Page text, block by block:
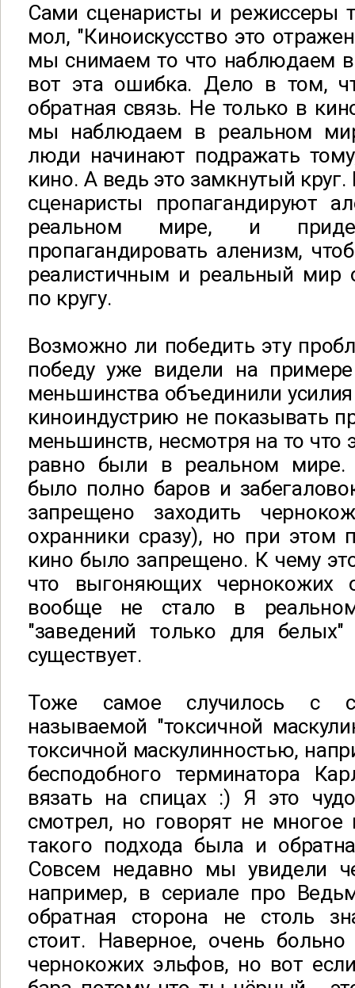
Сами сценаристы и режиссеры
мол, "Киноискусство это
мы снимаем то что наблюдаем
вот эта ошибка. Дело в том,
обратная связь. Не только в
мы наблюдаем в реальном
люди начинают подражать
кино. А ведь это замкнутый
сценаристы пропагандируют
реальном мире, и
пропагандировать аленизм,
реалистичным и реальный мир
по кругу.
Возможно ли победить эту
победу уже видели на
меньшинства объединили
киноиндустрию не показывать
меньшинств, несмотря на то что
равно были в реальном
было полно баров и
запрещено заходить
охранники сразу), но при этом
кино было запрещено. К чему
что выгоняющих чернокожих
вообще не стало в
"заведений только для
существует.
Тоже самое случилось с
называемой "токсичной
токсичной маскулинностью,
бесподобного терминатора
вязать на спицах :) Я это
смотрел, но говорят не многое
такого подхода была и
Совсем недавно мы увидели
например, в сериале про
обратная сторона не столь
стоит. Наверное, очень
чернокожих эльфов, но вот